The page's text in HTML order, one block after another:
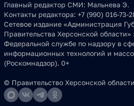
Главный редактор СМИ: Мальнева Э.
Контакты редактора: +7 (990) 016-73-
Сетевое издание «Администрация
Правительства Херсонской области»
Федеральной службе по надзору в
информационных технологий и
(Роскомнадзор). 0+
© Правительство Херсонской области